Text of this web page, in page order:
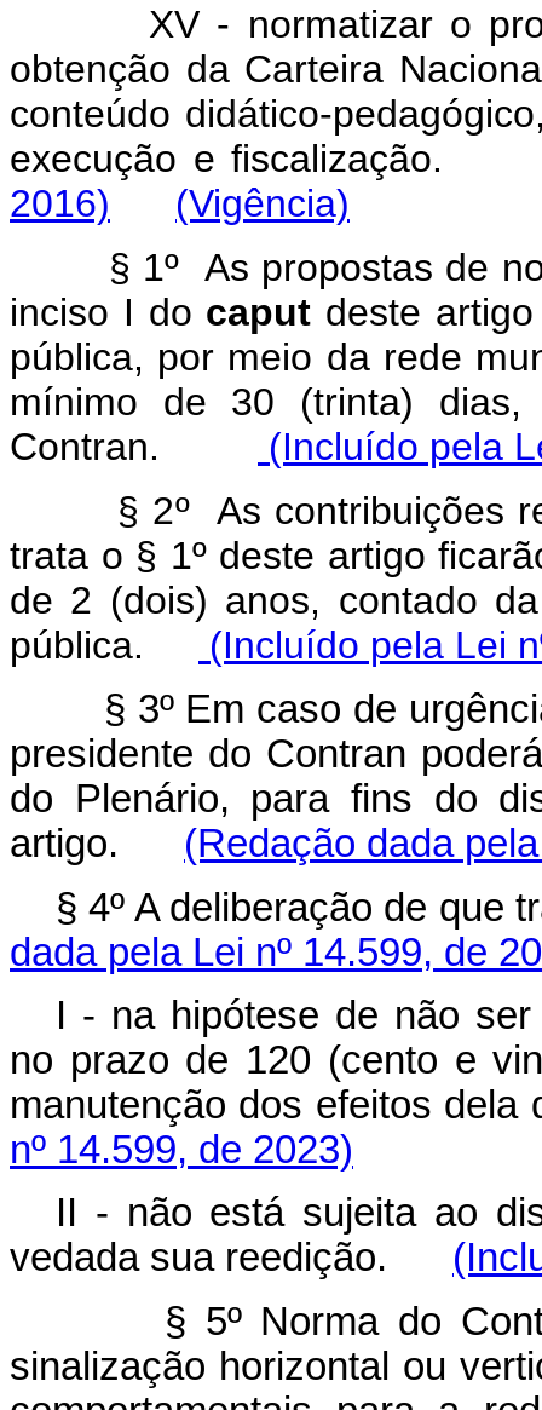
XV - normatizar o
obtenção da Carteira
conteúdo didático-
execução e fiscalização.
2016)
(Vigência)
§ 1º As propostas de
inciso I do caput deste
pública, por meio da rede
mínimo de 30 (trinta)
Contran.
(Incluído pela
§ 2º As contribuições
trata o § 1º deste artigo
de 2 (dois) anos, contado
pública.
(Incluído pela Lei
§ 3º Em caso de
presidente do Contran
do Plenário, para fins do
artigo. (Redação dada
§ 4º A deliberação de
dada pela Lei nº 14.599, de
I - na hipótese de não
no prazo de 120 (cento e
manutenção dos efeitos
nº 14.599, de 2023)
II - não está sujeita ao
vedada sua reedição.
§ 5º Norma do
sinalização horizontal ou